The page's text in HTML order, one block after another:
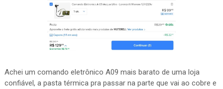
Achei um comando eletrônico A09 mais barato de uma loja
confiável, a pasta térmica pra passar na parte que vai ao cobre e